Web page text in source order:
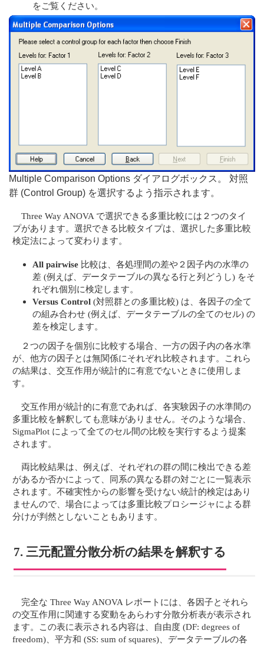
をご覧ください。
Multiple Comparison Options ダイアログボックス。 対照
群 (Control Group) を選択するよう指示されます。
Three Way ANOVA で選択できる多重比較には２つのタイ
プがあります。選択できる比較タイプは、選択した多重比較
検定法によって変わります。
All pairwise 比較は、各処理間の差や２因子内の水準の
差 (例えば、データテーブルの異なる行と列どうし) をそ
れぞれ個別に検定します。
Versus Control (対照群との多重比較) は、各因子の全て
の組み合わせ (例えば、データテーブルの全てのセル) の
差を検定します。
２つの因子を個別に比較する場合、一方の因子内の各水準
が、他方の因子とは無関係にそれぞれ比較されます。これら
の結果は、交互作用が統計的に有意でないときに使用しま
す。
交互作用が統計的に有意であれば、各実験因子の水準間の
多重比較を解釈しても意味がありません。そのような場合、
SigmaPlot によって全てのセル間の比較を実行するよう提案
されます。
両比較結果は、例えば、それぞれの群の間に検出できる差
があるか否かによって、同系の異なる群の対ごとに一覧表示
されます。不確実性からの影響を受けない統計的検定はあり
ませんので、場合によっては多重比較プロシージャによる群
分けが判然としないこともあります。
7. 三元配置分散分析の結果を解釈する
完全な Three Way ANOVA レポートには、各因子とそれら
の交互作用に関連する変動をあらわす分散分析表が表示され
ます。この表に表示される内容は、自由度 (DF: degrees of
freedom)、平方和 (SS: sum of squares)、データテーブルの各